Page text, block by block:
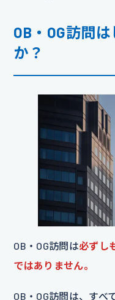
OB・OG訪問
か？
OB・OG訪問は必ずし
ではありません。
OB・OG訪問は、す